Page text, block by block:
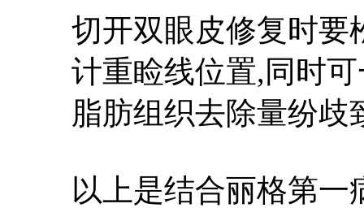
切开双眼皮修复时要
计重睑线位置,同时
脂肪组织去除量纷歧
以上是结合丽格第一